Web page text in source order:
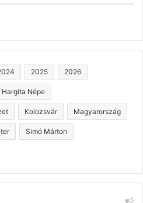
2025 2026
Hargita Népe
Kolozsvár Magyarország
Simó Márton